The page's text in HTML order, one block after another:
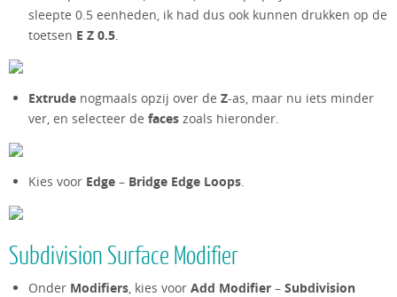
sleepte 0.5 eenheden, ik had dus ook kunnen drukken op de
toetsen E Z 0.5.
Extrude nogmaals opzij over deZ-as, maar nu iets minder
ver, en selecteer defaces zoals hieronder.
Kies voor Edge – Bridge Edge Loops.
Subdivision Surface Modifier
Onder Modifiers, kies voorAdd Modifier –Subdivision